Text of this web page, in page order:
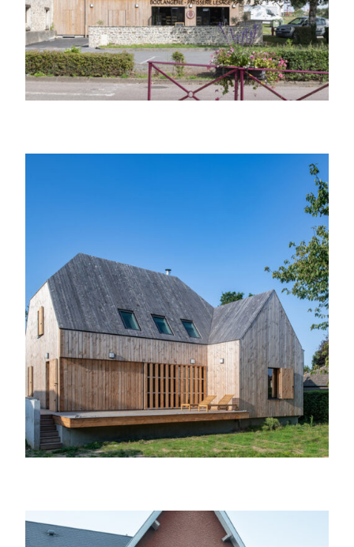
Rénovation d’une maison des années 70